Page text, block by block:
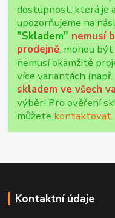
dostupnost, která je
upozorňujeme na
"Skladem" nemusí
prodejně, mohou
nemusí okamžitě
více variantách
skladem ve všech
výběr! Pro ověření
můžete kontaktovat.
Kontaktní údaje